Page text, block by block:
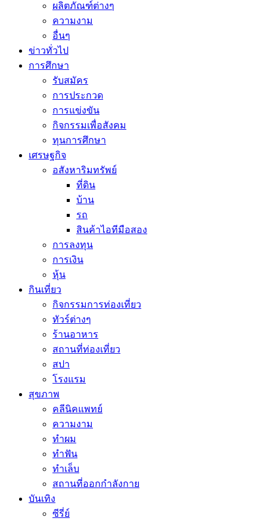
ผลิตภัณฑ์ต่างๆ
ความงาม
อื่นๆ
ข่าวทั่วไป
การศึกษา
รับสมัคร
การประกวด
การแข่งขัน
กิจกรรมเพื่อสังคม
ทุนการศึกษา
เศรษฐกิจ
อสังหาริมทรัพย์
ที่ดิน
บ้าน
รถ
สินค้าไอทีมือสอง
การลงทุน
การเงิน
หุ้น
กินเที่ยว
กิจกรรมการท่องเที่ยว
ทัวร์ต่างๆ
ร้านอาหาร
สถานที่ท่องเที่ยว
สปา
โรงแรม
สุขภาพ
คลีนิคแพทย์
ความงาม
ทำผม
ทำฟัน
ทำเล็บ
สถานที่ออกกำลังกาย
บันเทิง
ซีรี่ย์